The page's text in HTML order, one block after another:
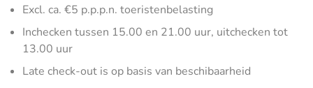
Excl. ca. €5 p.p.p.n. toeristenbelasting
Inchecken tussen 15.00 en 21.00 uur, uitchecken tot
13.00 uur
Late check-out is op basis van beschibaarheid